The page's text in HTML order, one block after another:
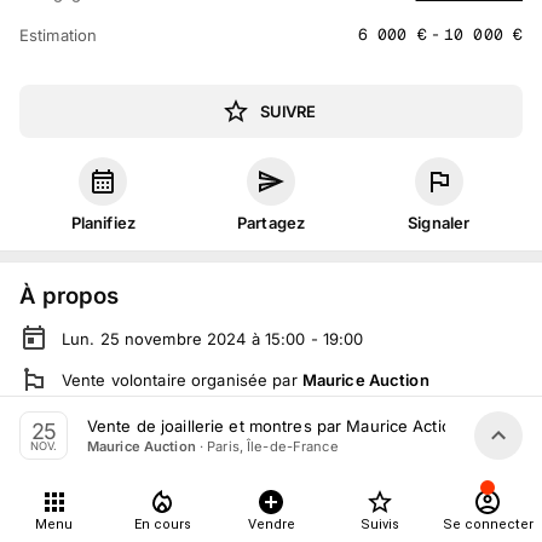
Estimation 6 000 €- 10 000 €
SUIVRE
Planifiez Partagez Signaler
À propos
Lun. 25 novembre 2024 à 15:00 - 19:00
Vente volontaire organisée par Maurice Auction
En salle : 84 Rue de Turenne, 75003 Paris, France
En live
Tout le monde peut participer
25
NOV.
Vente de joaillerie et montres par Maurice Action le 25
Maurice Auction · Paris, Île-de-France
Menu En cours Vendre Suivis Se connecter